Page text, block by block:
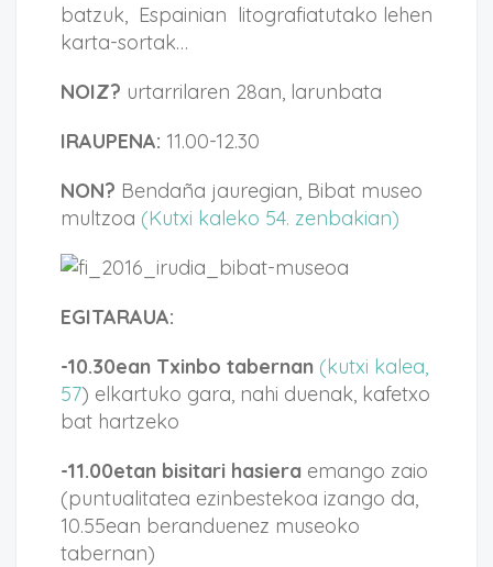
batzuk, Espainian litografiatutako lehen
karta-sortak…
NOIZ? urtarrilaren 28an, larunbata
IRAUPENA: 11.00-12.30
NON? Bendaña jauregian, Bibat museo
multzoa (Kutxi kaleko 54. zenbakian)
EGITARAUA:
-10.30ean Txinbo tabernan (kutxi kalea,
57) elkartuko gara, nahi duenak, kafetxo
bat hartzeko
-11.00etan bisitari hasiera emango zaio
(puntualitatea ezinbestekoa izango da,
10.55ean beranduenez museoko
tabernan)